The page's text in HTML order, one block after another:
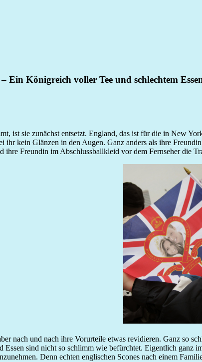
Ein Königreich voller Tee und schlechtem
ist sie zunächst entsetzt. England, das ist für die in New
kein Glänzen in den Augen. Ganz anders als ihre
ihre Freundin im Abschlussballkleid vor dem Fernseher die
nach und nach ihre Vorurteile etwas revidieren. Ganz so
Essen sind nicht so schlimm wie befürchtet. Eigentlich
Denn echten englischen Scones nach einem